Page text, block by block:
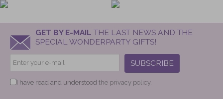
GET BY E-MAIL THE LAST NEWS AND THE
SPECIAL WONDERPARTY GIFTS!
SUBSCRIBE
I have read and understood the privacy policy.